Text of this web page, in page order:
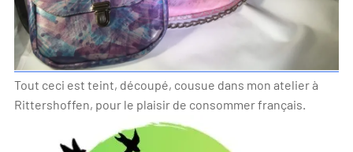
Tout ceci est teint, découpé, cousue dans mon atelier à
Rittershoffen, pour le plaisir de consommer français.